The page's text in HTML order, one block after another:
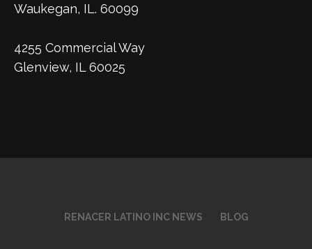
Waukegan, IL. 60099
4255 Commercial Way
Glenview, IL 60025
RENACER LATINO INC NEWS BLOG